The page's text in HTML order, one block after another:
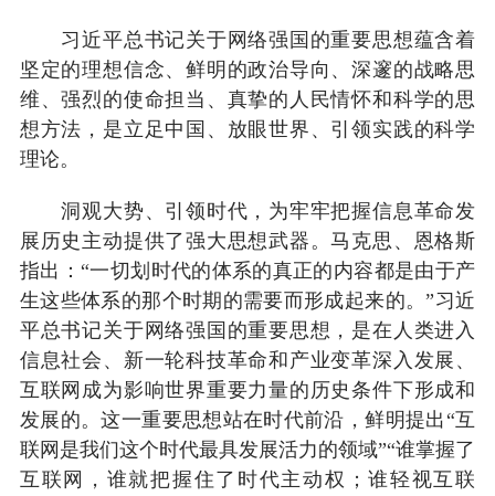
习近平总书记关于网络强国的重要思想蕴含着
坚定的理想信念、鲜明的政治导向、深邃的战略思
维、强烈的使命担当、真挚的人民情怀和科学的思
想方法，是立足中国、放眼世界、引领实践的科学
理论。
洞观大势、引领时代，为牢牢把握信息革命发
展历史主动提供了强大思想武器。马克思、恩格斯
指出：“一切划时代的体系的真正的内容都是由于产
生这些体系的那个时期的需要而形成起来的。”习近
平总书记关于网络强国的重要思想，是在人类进入
信息社会、新一轮科技革命和产业变革深入发展、
互联网成为影响世界重要力量的历史条件下形成和
发展的。这一重要思想站在时代前沿，鲜明提出“互
联网是我们这个时代最具发展活力的领域”“谁掌握了
互联网，谁就把握住了时代主动权；谁轻视互联